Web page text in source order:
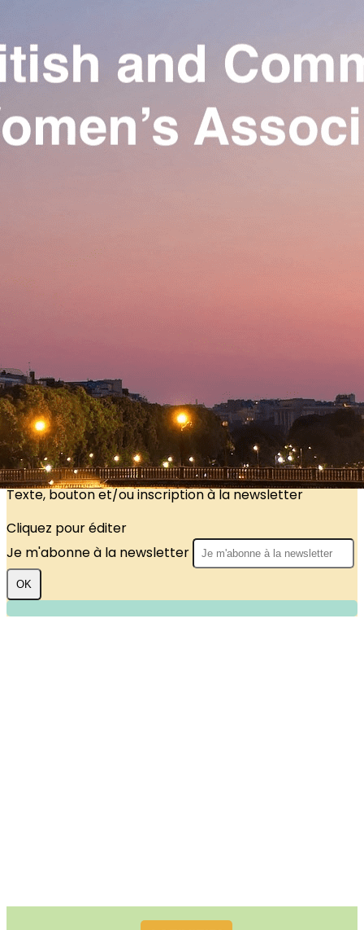
Exporter uniquement les colonnes affichées
Ajoutez un logo, un bouton, des réseaux sociaux
Our Association
Activities
Join us
?>
Images de la page d'accueil
Cliquez pour éditer
Texte, bouton et/ou inscription à la newsletter
Cliquez pour éditer
Je m'abonne à la newsletter
OK